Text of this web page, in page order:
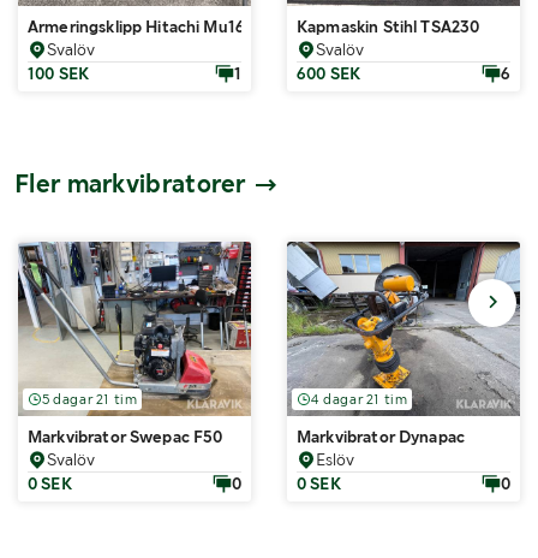
Armeringsklipp Hitachi Mu16
Svalöv
100 SEK
1
Kapmaskin Stihl TSA230
Svalöv
600 SEK
6
Fler markvibratorer
5 dagar 21 tim
Markvibrator Swepac F50
Svalöv
0 SEK
0
4 dagar 21 tim
Markvibrator Dynapac
Eslöv
0 SEK
0